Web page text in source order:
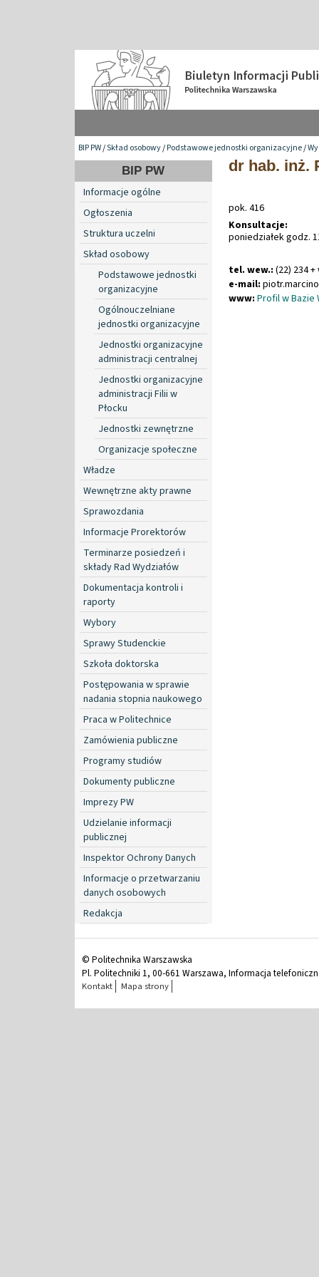
BIP PW/Skład osobowy/Podstawowe jednostki organizacyjne/
BIP PW
Informacje ogólne
Ogłoszenia
Struktura uczelni
Skład osobowy
Podstawowe jednostki
organizacyjne
Ogólnouczelniane
jednostki organizacyjne
Jednostki organizacyjne
administracji centralnej
Jednostki organizacyjne
administracji Filii w
Płocku
Jednostki zewnętrzne
Organizacje społeczne
Władze
Wewnętrzne akty prawne
Sprawozdania
Informacje Prorektorów
Terminarze posiedzeń i
składy Rad Wydziałów
Dokumentacja kontroli i
raporty
Wybory
Sprawy Studenckie
Szkoła doktorska
Postępowania w sprawie
nadania stopnia naukowego
Praca w Politechnice
Zamówienia publiczne
Programy studiów
Dokumenty publiczne
Imprezy PW
Udzielanie informacji
publicznej
Inspektor Ochrony Danych
Informacje o przetwarzaniu
danych osobowych
Redakcja
dr hab. inż.
pok. 416
Konsultacje:
poniedziałek godz.
tel. wew.: (22) 234
e-mail: piotr.
www: Profil w Bazie
© Politechnika Warszawska
Pl. Politechniki 1, 00-661 Warszawa, Informacja
Kontakt Mapa strony